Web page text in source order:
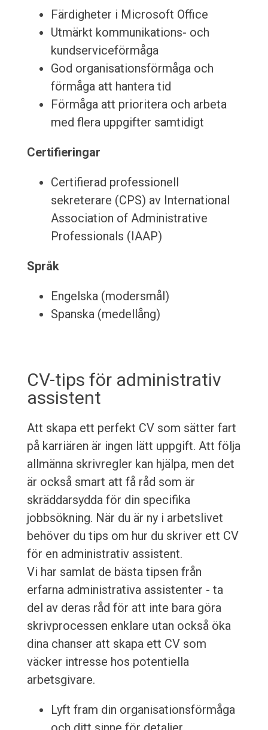
Färdigheter i Microsoft Office
Utmärkt kommunikations- och
kundserviceförmåga
God organisationsförmåga och
förmåga att hantera tid
Förmåga att prioritera och arbeta
med flera uppgifter samtidigt
Certifieringar
Certifierad professionell
sekreterare (CPS) av International
Association of Administrative
Professionals (IAAP)
Språk
Engelska (modersmål)
Spanska (medellång)
CV-tips för administrativ
assistent
Att skapa ett perfekt CV som sätter fart
på karriären är ingen lätt uppgift. Att följa
allmänna skrivregler kan hjälpa, men det
är också smart att få råd som är
skräddarsydda för din specifika
jobbsökning. När du är ny i arbetslivet
behöver du tips om hur du skriver ett CV
för en administrativ assistent.
Vi har samlat de bästa tipsen från
erfarna administrativa assistenter - ta
del av deras råd för att inte bara göra
skrivprocessen enklare utan också öka
dina chanser att skapa ett CV som
väcker intresse hos potentiella
arbetsgivare.
Lyft fram din organisationsförmåga